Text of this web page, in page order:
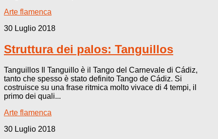
Arte flamenca
30 Luglio 2018
Struttura dei palos: Tanguillos
Tanguillos Il Tanguillo è il Tango del Carnevale di Cádiz,
tanto che spesso è stato definito Tango de Cádiz. Si
costruisce su una frase ritmica molto vivace di 4 tempi, il
primo dei quali...
Arte flamenca
30 Luglio 2018